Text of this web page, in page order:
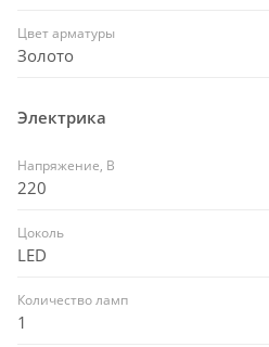
Цвет арматуры
Золото
Электрика
Напряжение, В
220
Цоколь
LED
Количество ламп
1